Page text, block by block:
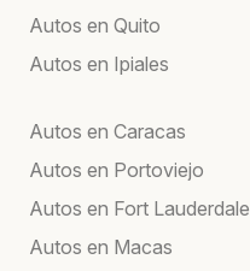
Autos en Quito
Autos en Ipiales
Autos en Caracas
Autos en Portoviejo
Autos en Fort Lauderdale
Autos en Macas